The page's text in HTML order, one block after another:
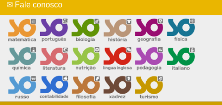
✉ Fale conosco